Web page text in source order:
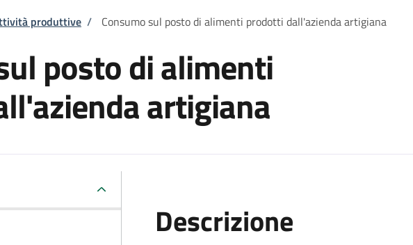
produttive / Consumo sul posto di alimenti prodotti dall'azienda artigiana
posto di alimenti
artigiana
Descrizione